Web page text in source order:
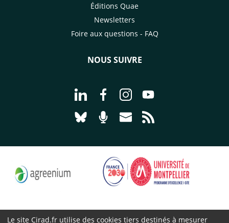
Éditions Quae
Newsletters
Foire aux questions - FAQ
NOUS SUIVRE
Aller à la page Nous suivre sur
Aller à la page Nous suivre sur
Aller à la page Nous
Aller à la page
Aller à la page Nous suivre sur
Aller à la page Nourrir le
Aller à la page Nous
Le site Cirad.fr utilise des cookies tiers destinés à mesurer